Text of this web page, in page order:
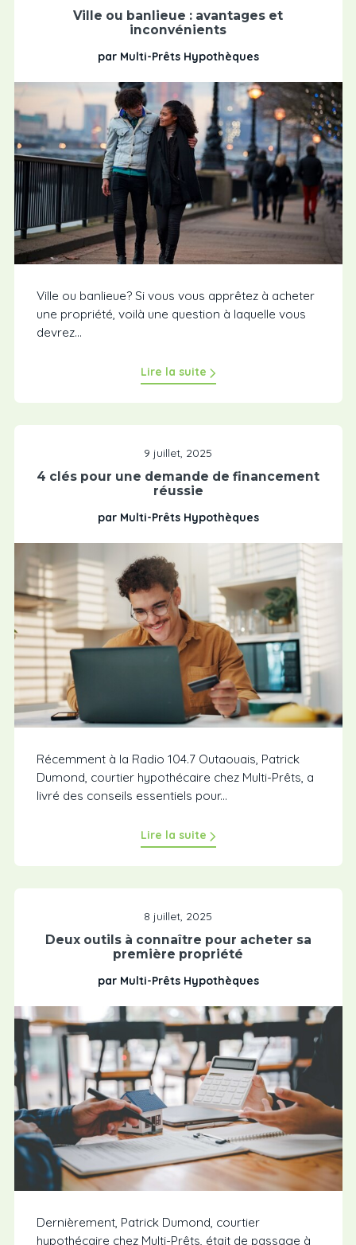
Ville ou banlieue : avantages et
inconvénients
par Multi-Prêts Hypothèques
Ville ou banlieue? Si vous vous apprêtez à acheter
une propriété, voilà une question à laquelle vous
devrez...
Lire la suite
9 juillet, 2025
4 clés pour une demande de financement
réussie
par Multi-Prêts Hypothèques
Récemment à la Radio 104.7 Outaouais, Patrick
Dumond, courtier hypothécaire chez Multi-Prêts, a
livré des conseils essentiels pour...
Lire la suite
8 juillet, 2025
Deux outils à connaître pour acheter sa
première propriété
par Multi-Prêts Hypothèques
Dernièrement, Patrick Dumond, courtier
hypothécaire chez Multi-Prêts, était de passage à